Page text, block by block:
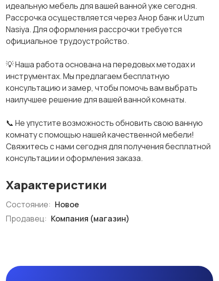
идеальную мебель для вашей ванной уже сегодня.
Рассрочка осуществляется через Анор банк и Uzum
Nasiya. Для оформления рассрочки требуется
официальное трудоустройство.
💡 Наша работа основана на передовых методах и
инструментах. Мы предлагаем бесплатную
консультацию и замер, чтобы помочь вам выбрать
наилучшее решение для вашей ванной комнаты.
📞 Не упустите возможность обновить свою ванную
комнату с помощью нашей качественной мебели!
Свяжитесь с нами сегодня для получения бесплатной
консультации и оформления заказа.
Характеристики
Состояние: Новое
Продавец: Компания (магазин)